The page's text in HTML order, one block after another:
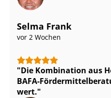
Selma Frank
vor 2 Wochen
Die Kombination aus
BAFA-
wert.